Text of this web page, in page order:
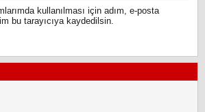
kullanılması için adım, e-posta
bu tarayıcıya kaydedilsin.